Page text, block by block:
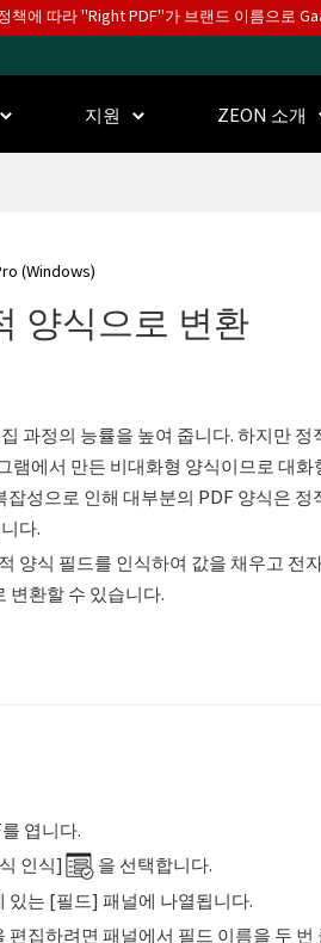
책에 따라 "Right PDF"가 브랜드 이름으로
지원 ZEON 소개
(Windows)
양식으로 변환
과정의 능률을 높여 줍니다. 하지만 정
램에서 만든 비대화형 양식이므로 대화
잡성으로 인해 대부분의 PDF 양식은
다.
양식 필드를 인식하여 값을 채우고 전
변환할 수 있습니다.
엽니다.
인식]
을 선택합니다.
있는 [필드] 패널에 나열됩니다.
편집하려면 패널에서 필드 이름을 두